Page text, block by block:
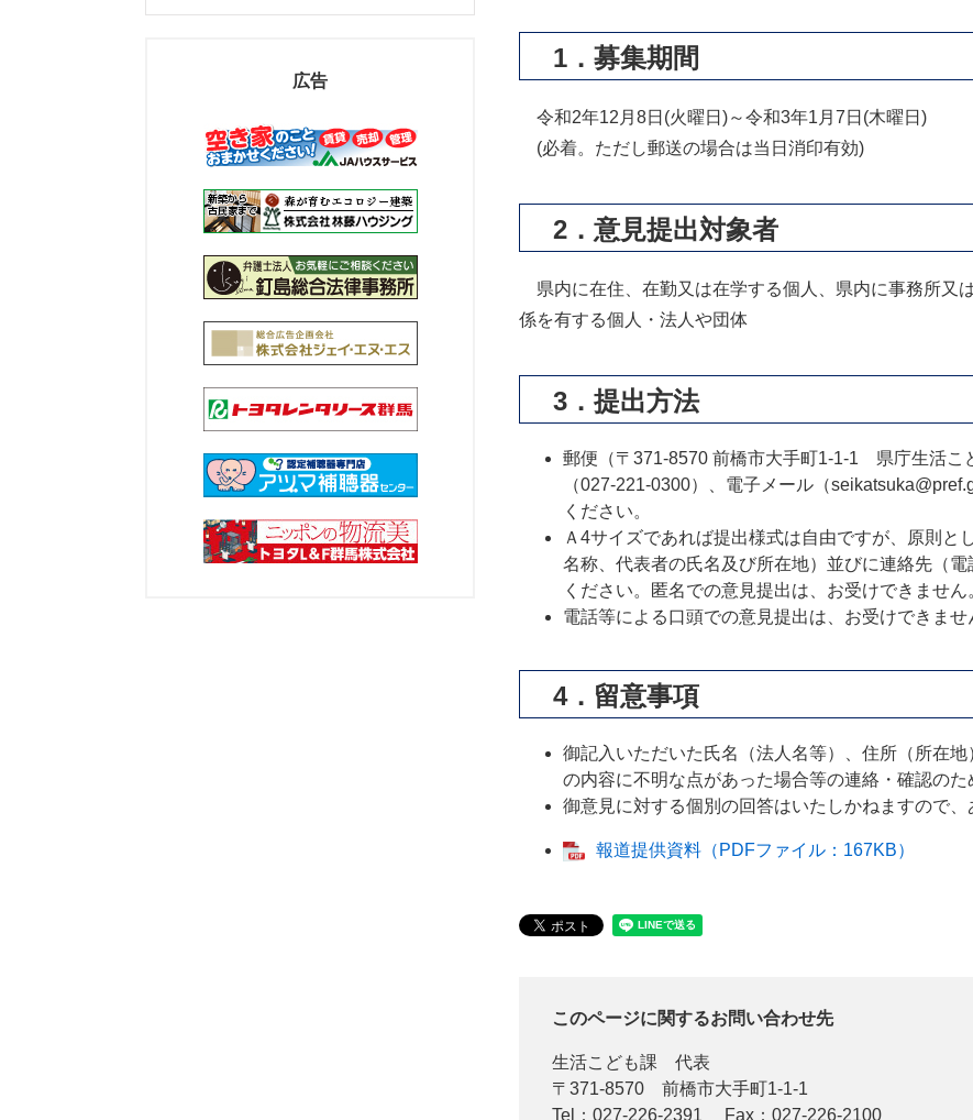
1．募集期間
令和2年12月8日(火曜日)～令和3年1月7日(木曜日)
(必着。ただし郵送の場合は当日消印有効)
2．意見提出対象者
県内に在住、在勤又は在学する個人、県内に事務所又
係を有する個人・法人や団体
3．提出方法
郵便（〒371-8570 前橋市大手町1-1-1 県庁生活こ
（027-221-0300）、電子メール（
ください。
Ａ4サイズであれば提出様式は自由ですが、原則と
名称、代表者の氏名及び所在地）並びに連絡先（
ください。匿名での意見提出は、お受けできません
電話等による口頭での意見提出は、お受けできませ
4．留意事項
御記入いただいた氏名（法人名等）、住所（所在
の内容に不明な点があった場合等の連絡・確認のた
御意見に対する個別の回答はいたしかねますので、
報道提供資料（PDFファイル：167KB）
このページに関するお問い合わせ先
生活こども課
代表
〒371-8570
前橋市大手町1-1-1
Tel：027-226-2391
Fax：027-226-2100
広告